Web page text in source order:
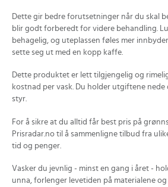
Dette gir bedre forutsetninger når du skal
blir godt forberedt for videre behandling.
behagelig, og uteplassen føles mer
sette seg ut med en kopp kaffe.
Dette produktet er lett tilgjengelig og
kostnad per vask. Du holder utgiftene
styr.
For å sikre at du alltid får best pris på
Prisradar.no til å sammenligne tilbud fra
tid og penger.
Vasker du jevnlig - minst en gang i året -
unna, forlenger levetiden på materialene